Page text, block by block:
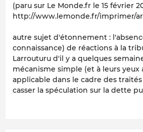
(paru sur Le Monde.fr le 15 février
http://www.lemonde.fr/imprimer/
autre sujet d'étonnement :
connaissance) de réactions à la
Larrouturu d'il y a quelques
mécanisme simple (et à leurs yeux
applicable dans le cadre des
casser la spéculation sur la dette